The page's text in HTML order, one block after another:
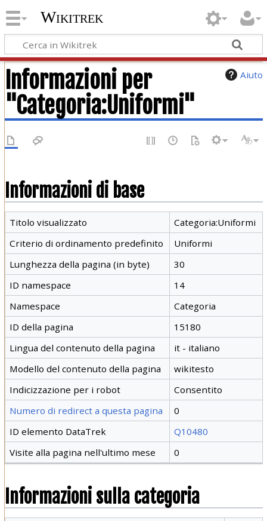
Wikitrek
Aiuto
Informazioni per
"Categoria:Uniformi"
Informazioni di base
Titolo visualizzato
Categoria:Uniformi
Criterio di ordinamento predefinito
Uniformi
Lunghezza della pagina (in byte)
30
ID namespace
14
Namespace
Categoria
ID della pagina
15180
Lingua del contenuto della pagina
it - italiano
Modello del contenuto della pagina
wikitesto
Indicizzazione per i robot
Consentito
Numero di redirect a questa pagina
0
ID elemento DataTrek
Q10480
Visite alla pagina nell'ultimo mese
0
Informazioni sulla categoria